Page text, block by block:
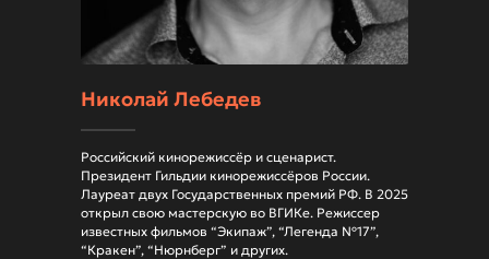
Николай Лебедев
Российский кинорежиссёр и сценарист.
Президент Гильдии кинорежиссёров России.
Лауреат двух Государственных премий РФ. В 2025
открыл свою мастерскую во ВГИКе. Режиссер
известных фильмов “Экипаж”, “Легенда №17”,
“Кракен”, “Нюрнберг” и других.